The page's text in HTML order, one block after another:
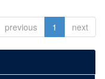
previous 1 next